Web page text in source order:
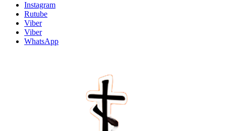
Instagram
Rutube
Viber
Viber
WhatsApp